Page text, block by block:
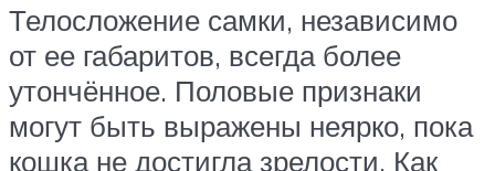
Телосложение самки, независимо
от ее габаритов, всегда более
утончённое. Половые признаки
могут быть выражены неярко, пока
кошка не достигла зрелости. Как